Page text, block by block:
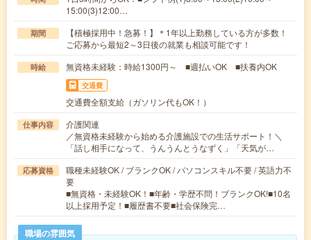
15:00(3)12:00…
期間
【積極採用中！急募！】＊1年以上勤務している方が多数！
ご応募から最短2～3日後の就業も相談可能です！
時給 無資格未経験：時給1300円～ ■週払いOK ■扶養内OK
交通費
交通費全額支給（ガソリン代もOK！）
仕事内容
介護関連
／無資格未経験から始める介護施設での生活サポート！＼
「話し相手になって、うんうんとうなずく」「天気が…
応募資格
職種未経験OK / ブランクOK / パソコンスキル不要 / 英語力不
要
■無資格・未経験OK！■年齢・学歴不問！ブランクOK!■10名
以上採用予定！■履歴書不要■社会保険完…
職場の雰囲気